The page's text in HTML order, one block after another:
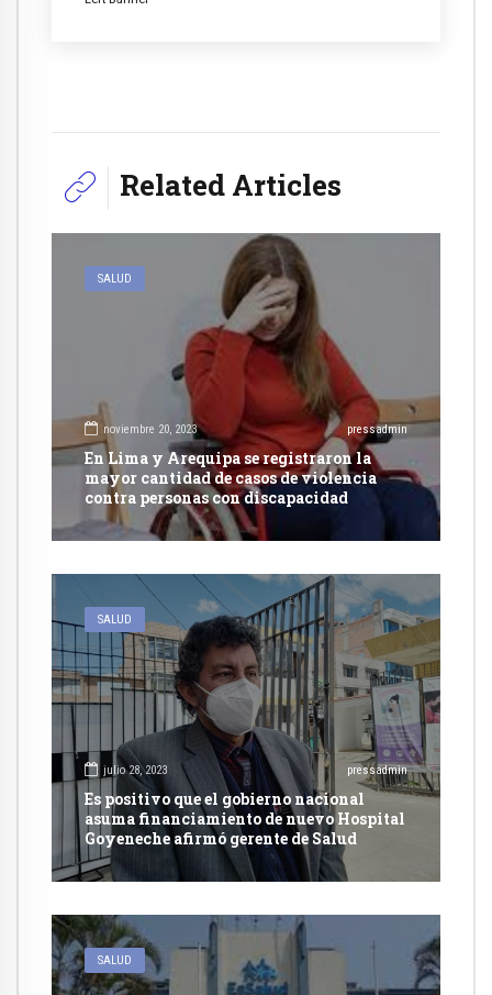
Related Articles
SALUD
noviembre 20, 2023 pressadmin
En Lima y Arequipa se registraron la
mayor cantidad de casos de violencia
contra personas con discapacidad
SALUD
julio 28, 2023 pressadmin
Es positivo que el gobierno nacional
asuma financiamiento de nuevo Hospital
Goyeneche afirmó gerente de Salud
SALUD